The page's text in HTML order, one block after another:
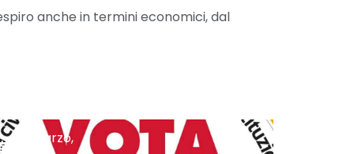
anche in termini economici, dal
20 Marzo,